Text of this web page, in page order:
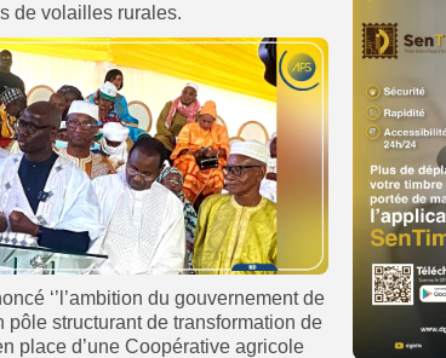
de volailles rurales.
‘’l’ambition du gouvernement de
pôle structurant de transformation de
place d’une Coopérative agricole